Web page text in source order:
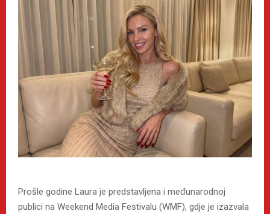
Prošle godine Laura je predstavljena i međunarodnoj
publici na Weekend Media Festivalu (WMF), gdje je izazvala